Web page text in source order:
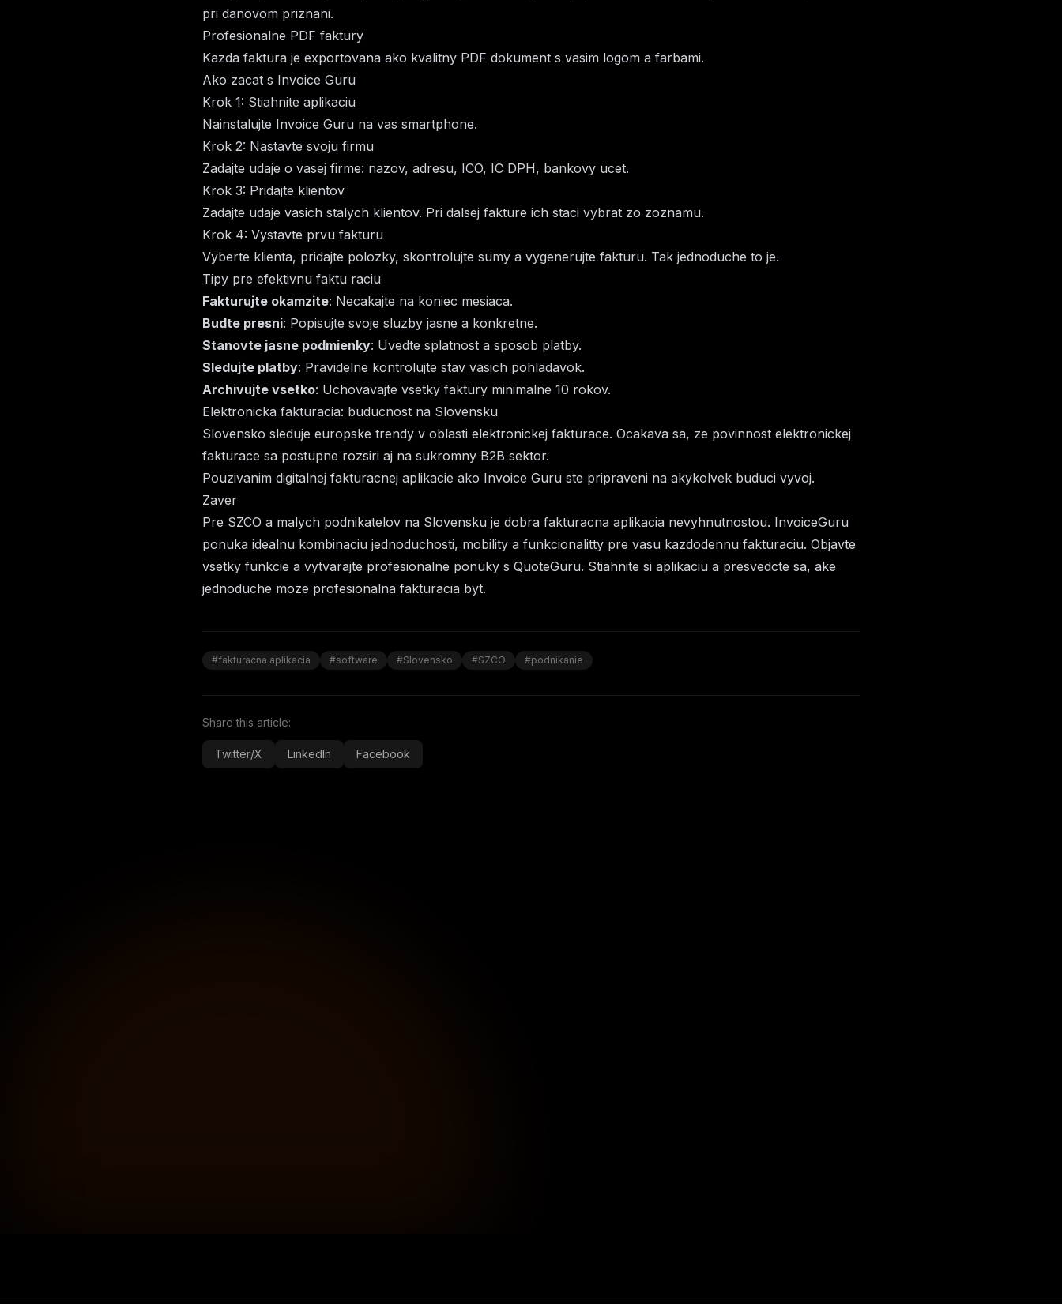
pri danovom priznani.
Profesionalne PDF faktury
Kazda faktura je exportovana ako kvalitny PDF dokument s vasim logom a farbami.
Ako zacat s Invoice Guru
Krok 1: Stiahnite aplikaciu
Nainstalujte Invoice Guru na vas smartphone.
Krok 2: Nastavte svoju firmu
Zadajte udaje o vasej firme: nazov, adresu, ICO, IC DPH, bankovy ucet.
Krok 3: Pridajte klientov
Zadajte udaje vasich stalych klientov. Pri dalsej fakture ich staci vybrat zo zoznamu.
Krok 4: Vystavte prvu fakturu
Vyberte klienta, pridajte polozky, skontrolujte sumy a vygenerujte fakturu. Tak jednoduche to je.
Tipy pre efektivnu faktu raciu
Fakturujte okamzite: Necakajte na koniec mesiaca.
Budte presni: Popisujte svoje sluzby jasne a konkretne.
Stanovte jasne podmienky: Uvedte splatnost a sposob platby.
Sledujte platby: Pravidelne kontrolujte stav vasich pohladavok.
Archivujte vsetko: Uchovavajte vsetky faktury minimalne 10 rokov.
Elektronicka fakturacia: buducnost na Slovensku
Slovensko sleduje europske trendy v oblasti elektronickej fakturace. Ocakava sa, ze povinnost elektronickej
fakturace sa postupne rozsiri aj na sukromny B2B sektor.
Pouzivanim digitalnej fakturacnej aplikacie ako Invoice Guru ste pripraveni na akykolvek buduci vyvoj.
Zaver
Pre SZCO a malych podnikatelov na Slovensku je dobra fakturacna aplikacia nevyhnutnostou. InvoiceGuru
ponuka idealnu kombinaciu jednoduchosti, mobility a funkcionalitty pre vasu kazdodennu fakturaciu. Objavte
vsetky funkcie a vytvarajte profesionalne ponuky s QuoteGuru. Stiahnite si aplikaciu a presvedcte sa, ake
jednoduche moze profesionalna fakturacia byt.
#fakturacna aplikacia #software #Slovensko #SZCO #podnikanie
Share this article:
Twitter/X LinkedIn Facebook